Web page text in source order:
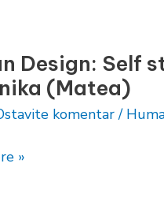
Design: Self
(Matea)
komentar /
»